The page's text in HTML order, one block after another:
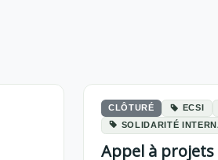
CLÔTURÉ ECSI
SOLIDARITÉ
Appel à